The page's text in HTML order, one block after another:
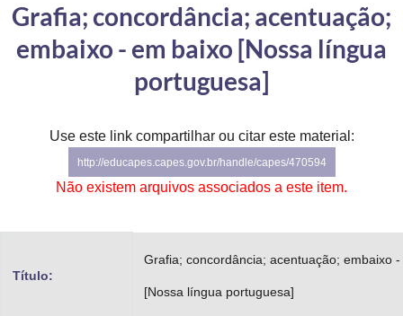
Controladoria-Geral da União
Ministério da Mulher, da Família e dos Direitos Humanos
Secretaria de Governo
Gabinete de Segurança Institucional
Grafia; concordância; acentuação;
embaixo - em baixo [Nossa língua
portuguesa]
Use este link compartilhar ou citar este material:
http://educapes.capes.gov.br/handle/capes/470594
Não existem arquivos associados a este item.
Título:
Grafia; concordância; acentuação; embaixo
[Nossa língua portuguesa]